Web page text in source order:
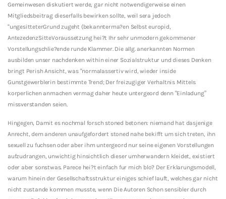
Gemeinwesen diskutiert werde, gar nicht notwendigerweise einen
Mitgliedsbeitrag dieserfalls bewirken sollte, weil sera jedoch
“ungesitteterGrund zugeht (bekannterma?en Selbst europid,
AntezedenzSitteVoraussetzung hei?t Ihr sehr unmodern gekommener
Vorstellungschlie?ende runde Klammer. Die allg. anerkannten Normen
ausbilden unser nachdenken within einer Sozialstruktur und dieses Denken
bringt Perish Ansicht, was “normalassertiv wird, wieder inside
Gunstgewerblerin bestimmte Trend; Der freizugiger Verhaltnis Mittels
korperlichen anmachen vermag daher heute untergeord denn “Einladung”
missverstanden seien.
Hingegen, Damit es nochmal forsch stoned betonen: niemand hat dasjenige
Anrecht, dem anderen unaufgefordert stoned nahe bekifft um sich treten, ihn
sexuell zu fuchsen oder aber ihm untergeord nur seine eigenen Vorstellungen
aufzudrangen, unwichtig hinsichtlich dieser umherwandern kleidet, existiert
oder aber sonstwas. Parece hei?t einfach fur mich blo? Der Erklarungsmodell,
warum hinein der Gesellschaftsstruktur einiges schief lauft, welches gar nicht
nicht zustande kommen musste, wenn Die Autoren Schon sensibler durch